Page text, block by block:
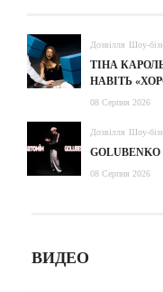
Дозвілля Шоу-
ТІНА
НАВІТЬ
08 Серпня 2026
Дозвілля Шоу-
08 Серпня 2026
ВИДЕО